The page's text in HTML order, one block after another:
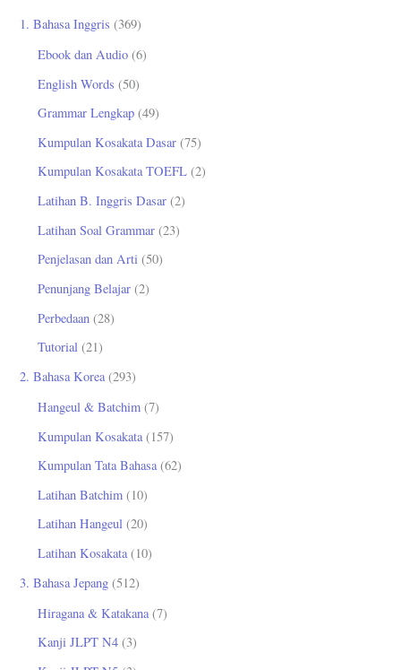
u1. Bahasa Inggris (369)
Ebook dan Audio (6)
English Words (50)
Grammar Lengkap (49)
Kumpulan Kosakata Dasar (75)
Kumpulan Kosakata TOEFL (2)
Latihan B. Inggris Dasar (2)
Latihan Soal Grammar (23)
Penjelasan dan Arti (50)
Penunjang Belajar (2)
Perbedaan (28)
Tutorial (21)
2. Bahasa Korea(293)
Hangeul & Batchim (7)
Kumpulan Kosakata (157)
Kumpulan Tata Bahasa(62)
Latihan Batchim (10)
Latihan Hangeul (20)
Latihan Kosakata(10)
3. Bahasa Jepang (512)
Hiragana & Katakana (7)
Kanji JLPT N4 (3)